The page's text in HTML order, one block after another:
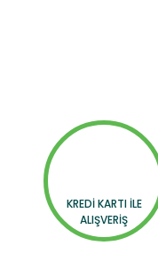
KREDİ KARTI İLE
ALIŞVERİŞ